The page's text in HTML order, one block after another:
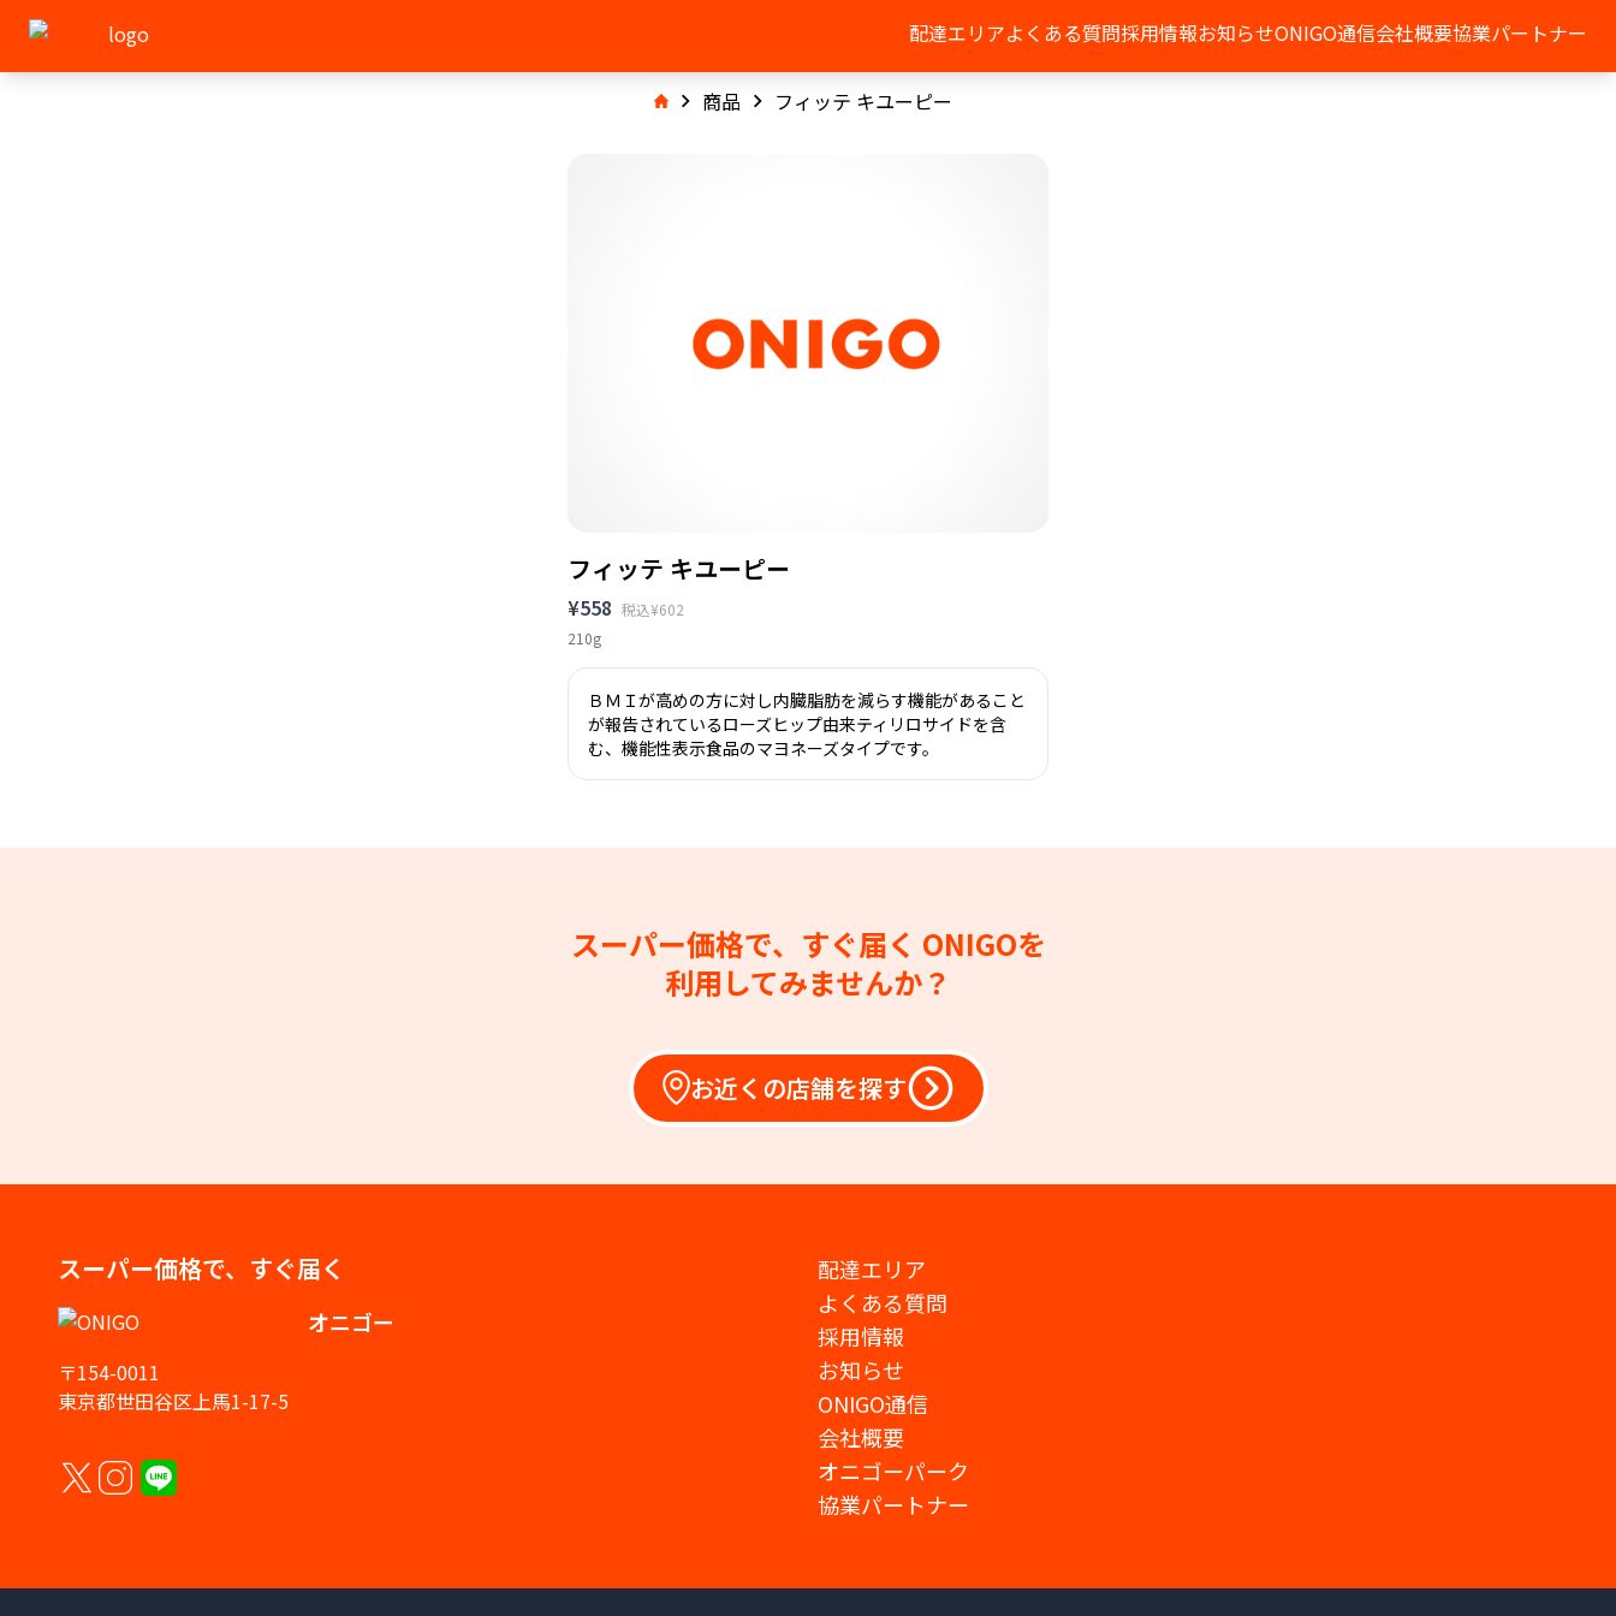
配達エリアよくある質問採用情報お知らせONIGO通信会社概要協業パートナー
商品 フィッテ キユーピー
フィッテ キユーピー
¥558 税込¥602
210g
ＢＭＩが高めの方に対し内臓脂肪を減らす機能があること
が報告されているローズヒップ由来ティリロサイドを含
む、機能性表示食品のマヨネーズタイプです。
スーパー価格で、すぐ届く ONIGOを
利用してみませんか？
お近くの店舗を探す
スーパー価格で、すぐ届く
オニゴー
〒154-0011
東京都世田谷区上馬1-17-5
配達エリア
よくある質問
採用情報
お知らせ
ONIGO通信
会社概要
オニゴーパーク
協業パートナー